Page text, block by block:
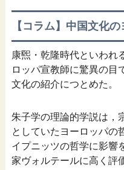
【コラム】中国文化
康煕・乾隆時代といわれ
ロッパ宣教師に驚異の目
文化の紹介につとめた。
朱子学の理論的学説は，
としていたヨーロッパの
イプニッツの哲学に影響
家ヴォルテールに高く評